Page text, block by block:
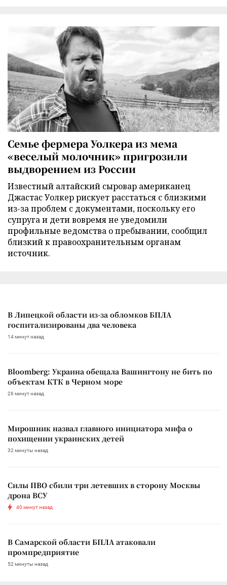
Семье фермера Уолкера из мема
«веселый молочник» пригрозили
выдворением из России
Известный алтайский сыровар американец
Джастас Уолкер рискует расстаться с близкими
из-за проблем с документами, поскольку его
супруга и дети вовремя не уведомили
профильные ведомства о пребывании, сообщил
близкий к правоохранительным органам
источник.
В Липецкой области из-за обломков БПЛА
госпитализированы два человека
14 минут назад
Bloomberg: Украина обещала Вашингтону не бить по
объектам КТК в Черном море
26 минут назад
Мирошник назвал главного инициатора мифа о
похищении украинских детей
32 минуты назад
Силы ПВО сбили три летевших в сторону Москвы
дрона ВСУ
40 минут назад
В Самарской области БПЛА атаковали
промпредприятие
52 минуты назад